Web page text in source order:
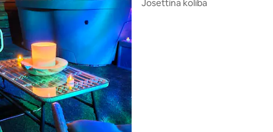
recenzija: 54
Josettina koliba